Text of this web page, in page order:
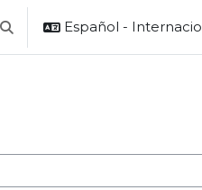
Selector de búsqueda de
Español -